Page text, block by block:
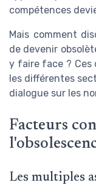
compétences
Mais comment
de devenir
y faire face ? Ces
les différentes
dialogue sur les
Facteurs
Les multiples